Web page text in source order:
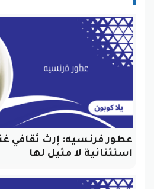
عطور فرنسيه: إرث ثقافي
استثنائية لا مثيل لها